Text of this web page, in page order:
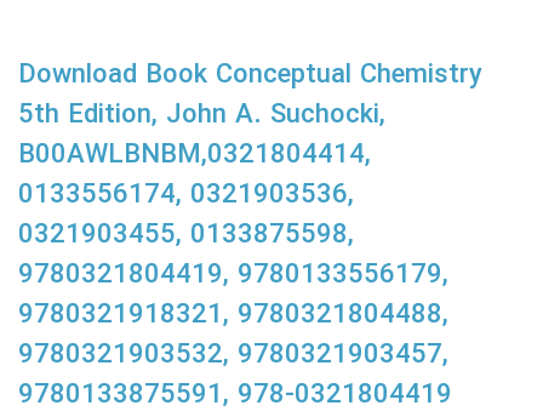
Download Book Conceptual Chemistry
5th Edition, John A. Suchocki,
B00AWLBNBM,0321804414,
0133556174, 0321903536,
0321903455, 0133875598,
9780321804419, 9780133556179,
9780321918321, 9780321804488,
9780321903532, 9780321903457,
9780133875591, 978-0321804419